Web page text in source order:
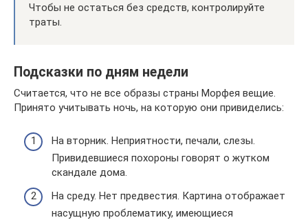
Чтобы не остаться без средств, контролируйте
траты.
Подсказки по дням недели
Считается, что не все образы страны Морфея вещие.
Принято учитывать ночь, на которую они привиделись:
На вторник. Неприятности, печали, слезы.
Привидевшиеся похороны говорят о жутком
скандале дома.
На среду. Нет предвестия. Картина отображает
насущную проблематику, имеющиеся